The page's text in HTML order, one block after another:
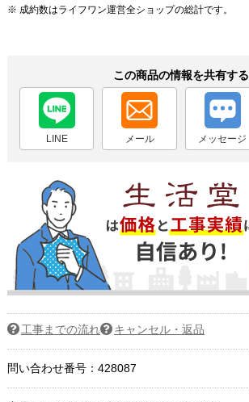
※ 成約数はライフワン運営全ショップの総計です。
この商品の情報を共有する
LINE メール メッセージ
工事までの流れ キャンセル・返品
問い合わせ番号：428087